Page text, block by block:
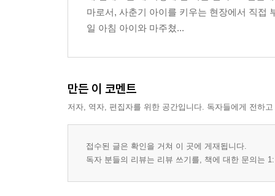
마로서, 사춘기 아이를 키우는 현장에서 직접
일 아침 아이와 마주쳤...
만든 이 코멘트
저자, 역자, 편집자를 위한 공간입니다. 독자들에게 전하
접수된 글은 확인을 거쳐 이 곳에 게재됩니다.
독자 분들의 리뷰는 리뷰 쓰기를, 책에 대한 문의는